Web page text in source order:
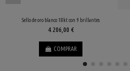
Sello de oro blanco 18kt con 9 brillantes
4.206,00 €
COMPRAR